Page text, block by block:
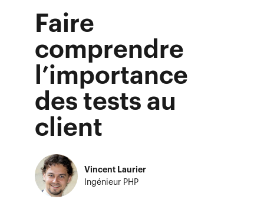
Faire
comprendre
l’importance
des tests au
client
Vincent Laurier
Ingénieur PHP